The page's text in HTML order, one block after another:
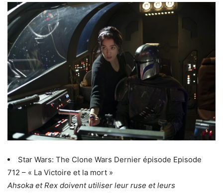
Star Wars: The Clone Wars Dernier épisode Episode
712 – « La Victoire et la mort »
Ahsoka et Rex doivent utiliser leur ruse et leurs